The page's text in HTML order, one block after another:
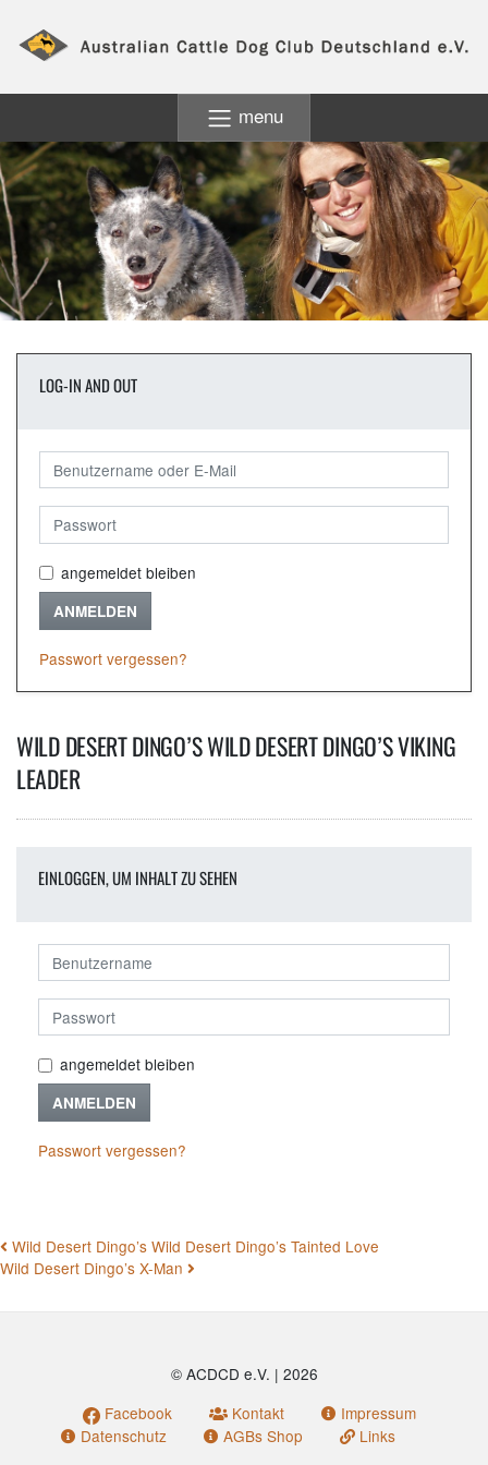
menu
LOG-IN AND OUT
angemeldet bleiben
ANMELDEN
Passwort vergessen?
WILD DESERT DINGO’S WILD DESERT DINGO’S VIKING
LEADER
EINLOGGEN, UM INHALT ZU SEHEN
angemeldet bleiben
ANMELDEN
Passwort vergessen?
BEITRAGSNAVIGATION
Wild Desert Dingo’s Wild Desert Dingo’s Tainted Love
Wild Desert Dingo’s X-Man
© ACDCD e.V. | 2026
Facebook
Kontakt
Impressum
Datenschutz
AGBs Shop Links